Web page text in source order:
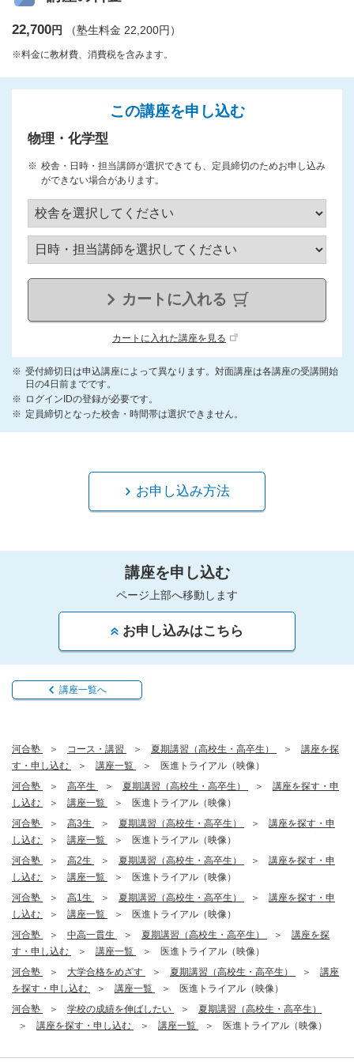
22,700円 （塾生料金 22,200円）
※料金に教材費、消費税を含みます。
この講座を申し込む
物理・化学型
校舎・日時・担当講師が選択できても、定員締切のためお申し込み
ができない場合があります。
カートに入れる
カートに入れた講座を見る
受付締切日は申込講座によって異なります。対面講座は各講座の受講開始
日の4日前までです。
ログインIDの登録が必要です。
定員締切となった校舎・時間帯は選択できません。
お申し込み方法
講座を申し込む
ページ上部へ移動します
お申し込みはこちら
講座一覧へ
河合塾 コース・講習 夏期講習（高校生・高卒生）
講座を探
す・申し込む
講座一覧
医進トライアル（映像）
河合塾
高卒生 夏期講習（高校生・高卒生）
講座を探す・申
し込む
講座一覧
医進トライアル（映像）
河合塾
高3生 夏期講習（高校生・高卒生）
講座を探す・申
し込む
講座一覧
医進トライアル（映像）
河合塾
高2生 夏期講習（高校生・高卒生）
講座を探す・申
し込む
講座一覧
医進トライアル（映像）
河合塾
高1生 夏期講習（高校生・高卒生）
講座を探す・申
し込む
講座一覧
医進トライアル（映像）
河合塾
中高一貫生 夏期講習（高校生・高卒生）
講座を探
す・申し込む
講座一覧
医進トライアル（映像）
河合塾
大学合格をめざす 夏期講習（高校生・高卒生）
講座
を探す・申し込む
講座一覧
医進トライアル（映像）
河合塾
学校の成績を伸ばしたい
夏期講習（高校生・高卒生）
講座を探す・申し込む
講座一覧 医進トライアル（映像）